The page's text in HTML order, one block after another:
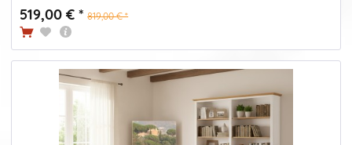
519,00 € * 819,00 € *